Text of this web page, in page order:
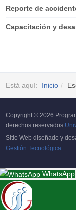
Reporte de
Capacitación y
Está aquí: Inicio
Copyright © 2026
derechos reservados.
Sitio Web diseñado y
Gestión Tecnológica
WhatsApp